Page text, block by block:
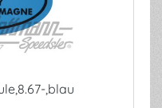
,blau